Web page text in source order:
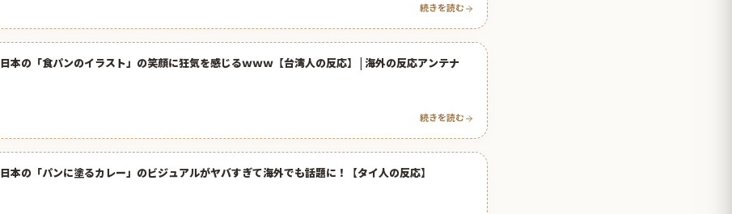
続きを読む
日本の「食パンのイラスト」の笑顔に狂気を感じるｗｗｗ【台湾人の反応】 | 海外の反応アンテナ
続きを読む
日本の「パンに塗るカレー」のビジュアルがヤバすぎて海外でも話題に！【タイ人の反応】